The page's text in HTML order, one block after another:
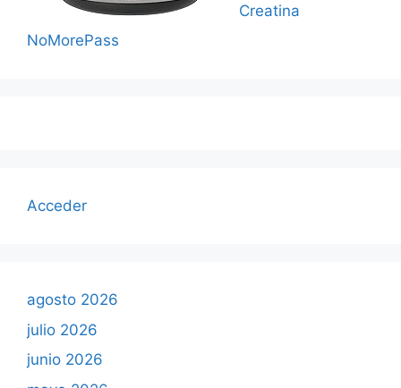
Creatina
NoMorePass
Acceder
agosto 2026
julio 2026
junio 2026